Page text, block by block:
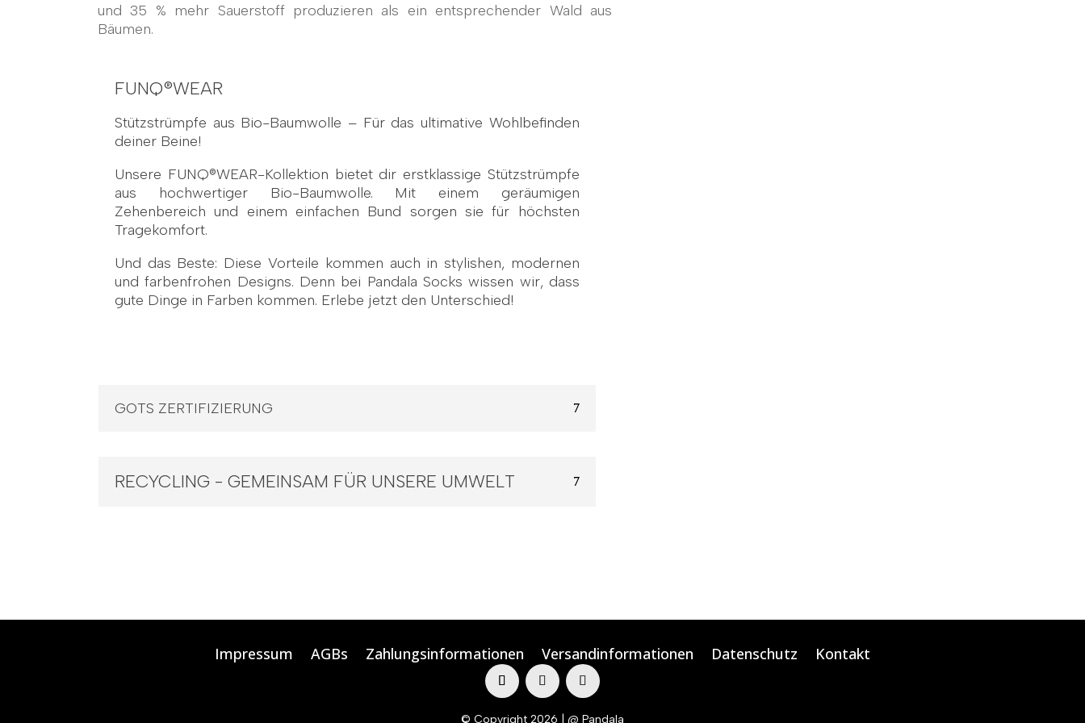
und 35 % mehr Sauerstoff produzieren als ein entsprechender Wald aus
Bäumen.
FUNQ®WEAR
Stützstrümpfe aus Bio-Baumwolle – Für das ultimative Wohlbefinden
deiner Beine!
Unsere FUNQ®WEAR-Kollektion bietet dir erstklassige Stützstrümpfe
aus hochwertiger Bio-Baumwolle. Mit einem geräumigen
Zehenbereich und einem einfachen Bund sorgen sie für höchsten
Tragekomfort.
Und das Beste: Diese Vorteile kommen auch in stylishen, modernen
und farbenfrohen Designs. Denn bei Pandala Socks wissen wir, dass
gute Dinge in Farben kommen. Erlebe jetzt den Unterschied!
GOTS ZERTIFIZIERUNG
RECYCLING - GEMEINSAM FÜR UNSERE UMWELT
Impressum AGBs Zahlungsinformationen Versandinformationen Datenschutz Kontakt
© Copyright 2026 | @ Pandala